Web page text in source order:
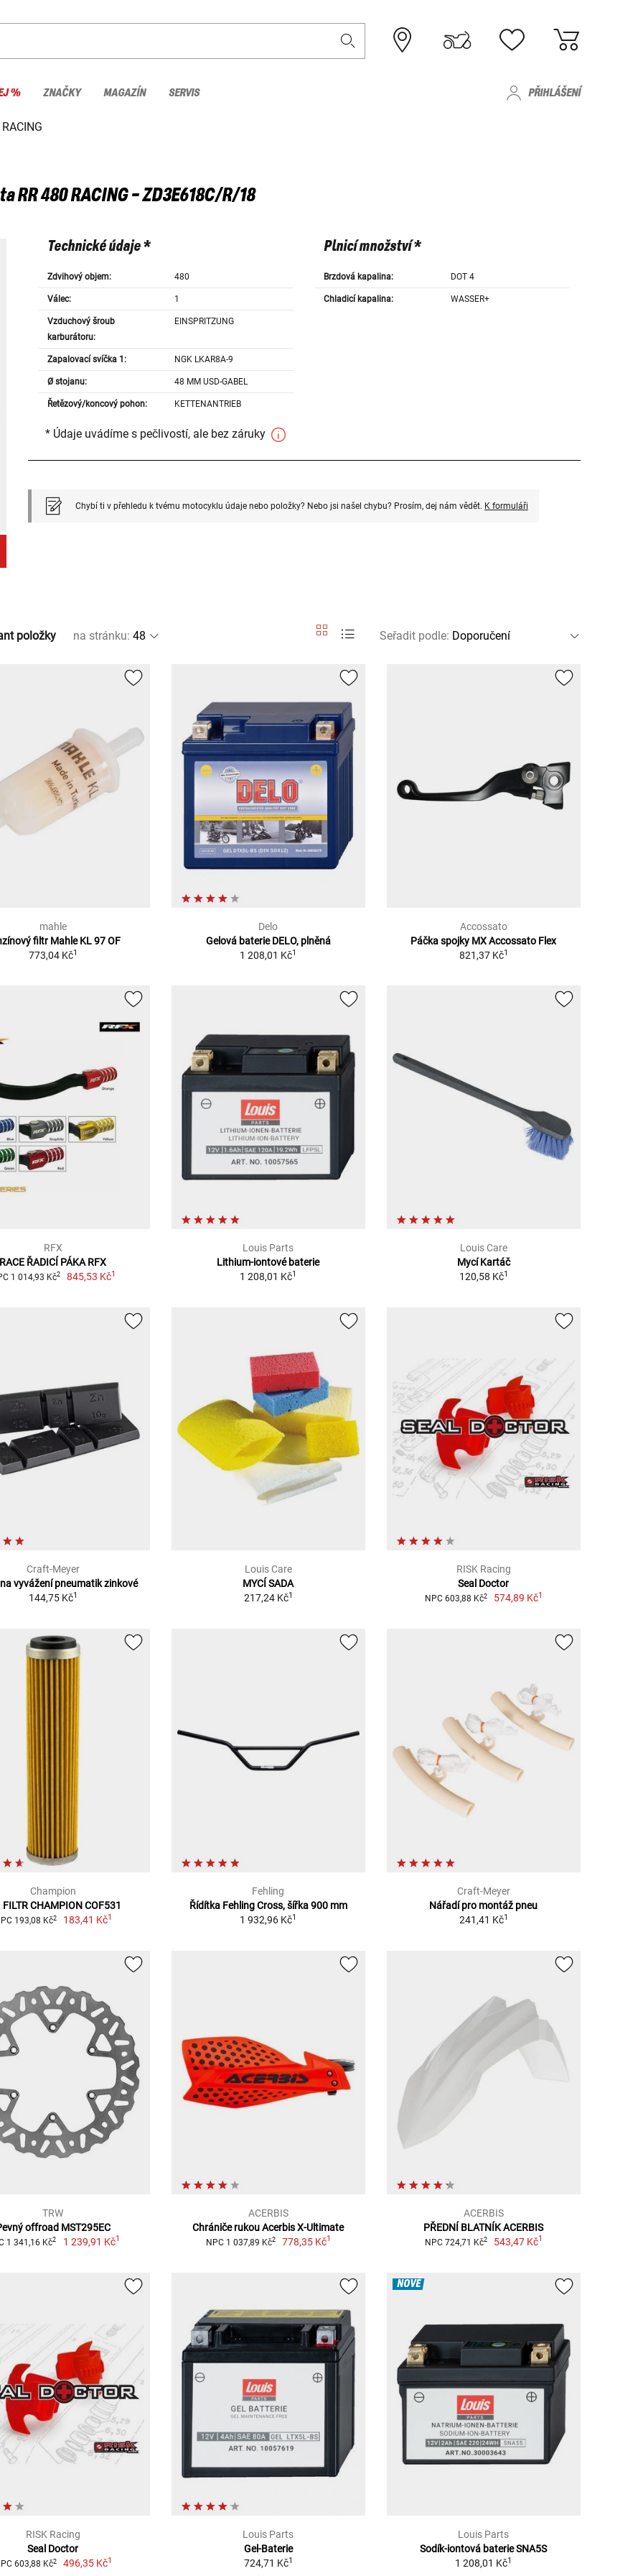
% ZNAČKY MAGAZÍN SERVIS PŘIHLÁŠENÍ
RR 480 RACING - ZD3E618C/R/18
Technické údaje *
Zdvihový objem: 480
Válec: 1
Vzduchový šroub
karburátoru:
EINSPRITZUNG
Zapalovací svíčka 1: NGK LKAR8A-9
Ø stojanu: 48 MM USD-GABEL
Řetězový/koncový pohon: KETTENANTRIEB
Plnicí množství *
Brzdová kapalina: DOT 4
Chladicí kapalina: WASSER+
* Údaje uvádíme s pečlivostí, ale bez záruky
Chybí ti v přehledu k tvému motocyklu údaje nebo položky? Nebo jsi našel chybu? Prosím, dej nám vědět. K formuláři
položky na stránku: Seřadit podle:
mahle
filtr Mahle KL 97 OF
773,04 Kč1
Delo
Gelová baterie DELO, plněná
1 208,01 Kč1
Accossato
Páčka spojky MX Accossato Flex
821,37 Kč1
RFX
RACE ŘADICÍ PÁKA RFX
1 014,93 Kč2 845,53 Kč1
Louis Parts
Lithium-iontové baterie
1 208,01 Kč1
Louis Care
Mycí Kartáč
120,58 Kč1
Craft-Meyer
vyvážení pneumatik zinkové
144,75 Kč1
Louis Care
MYCÍ SADA
217,24 Kč1
RISK Racing
Seal Doctor
NPC 603,88 Kč2 574,89 Kč1
Champion
FILTR CHAMPION COF531
193,08 Kč2 183,41 Kč1
Fehling
Řídítka Fehling Cross, šířka 900 mm
1 932,96 Kč1
Craft-Meyer
Nářadí pro montáž pneu
241,41 Kč1
TRW
offroad MST295EC
1 341,16 Kč2 1 239,91 Kč1
ACERBIS
Chrániče rukou Acerbis X-Ultimate
NPC 1 037,89 Kč2 778,35 Kč1
ACERBIS
PŘEDNÍ BLATNÍK ACERBIS
NPC 724,71 Kč2 543,47 Kč1
RISK Racing
Seal Doctor
603,88 Kč2 496,35 Kč1
Louis Parts
Gel-Baterie
724,71 Kč1
NOVÉ
Louis Parts
Sodík-iontová baterie SNA5S
1 208,01 Kč1